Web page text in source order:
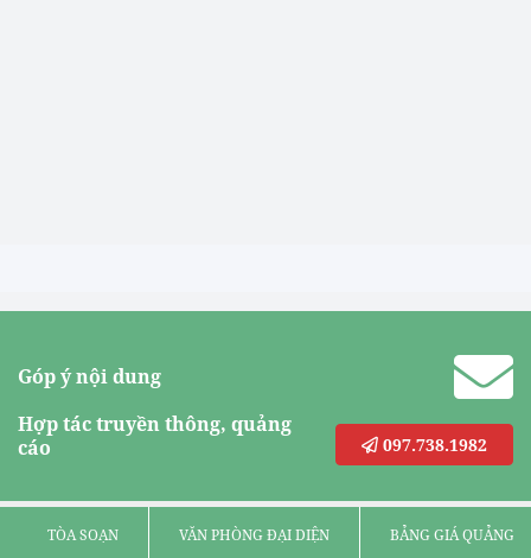
Góp ý nội dung
Hợp tác truyền thông, quảng
cáo
097.738.1982
TÒA SOẠN VĂN PHÒNG ĐẠI DIỆN BẢNG GIÁ QUẢNG